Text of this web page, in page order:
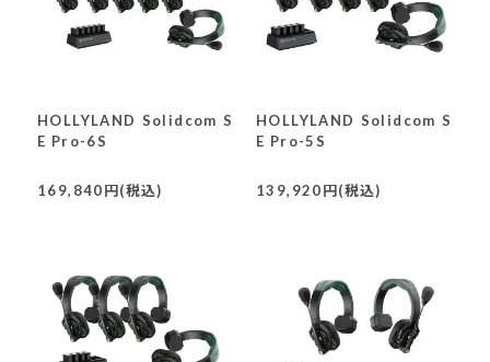
HOLLYLAND Solidcom S
E Pro-6S
169,840円(税込)
HOLLYLAND Solidcom S
E Pro-5S
139,920円(税込)